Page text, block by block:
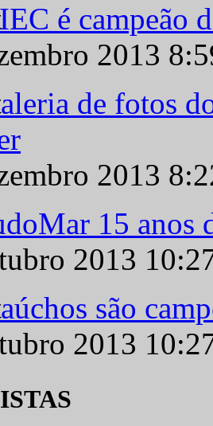
é campeão
2013
de fotos
2013
15 anos
2013
são
2013